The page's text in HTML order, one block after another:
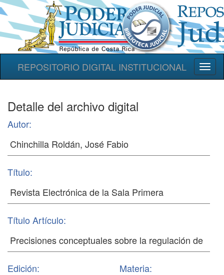
REPOSITORIO DIGITAL INSTITUCIONAL
Detalle del archivo digital
Autor:
Título:
Título Artículo:
Edición: Materia: